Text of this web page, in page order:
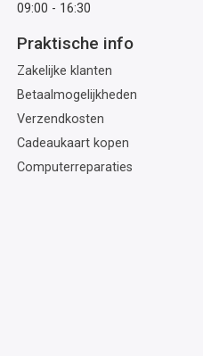
09:00 - 16:30
Praktische info
Zakelijke klanten
Betaalmogelijkheden
Verzendkosten
Cadeaukaart kopen
Computerreparaties